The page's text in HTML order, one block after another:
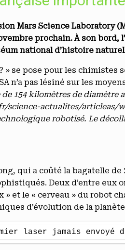
Mars Science Laboratory
prochain. À son bord,
national d’histoire
» se pose pour les chimistes
n’a pas lésiné sur les
de 154 kilomètres de
actualites/articleas/
robotisé. Le
qui a coûté la bagatelle
Deux d’entre eux
et le « cerveau » du robot
d’évolution de la planète